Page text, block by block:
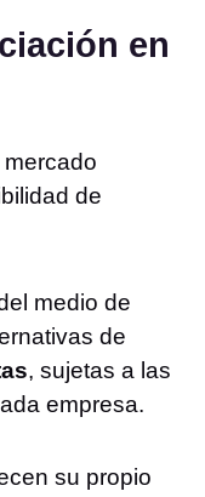
en
de
medio de
de
, sujetas a las
empresa.
su propio